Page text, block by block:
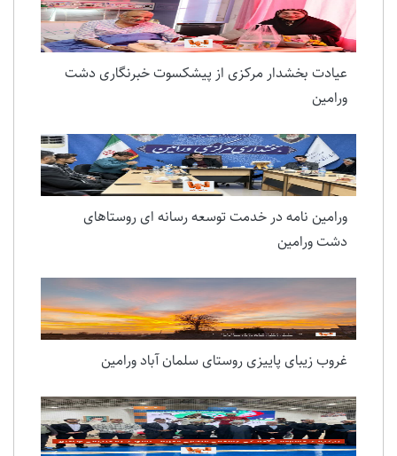
عیادت بخشدار مرکزی از پیشکسوت خبرنگاری دشت
ورامین
ورامین نامه در خدمت توسعه رسانه ای روستاهای
دشت ورامین
غروب زیبای پاییزی روستای سلمان آباد ورامین